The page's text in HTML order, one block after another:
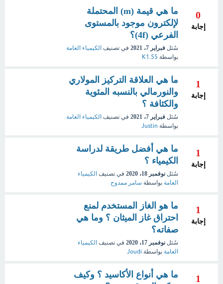
0
إجابة
ما هي قيمة (m) المحتملة
لإلكترون موجود بالمستوى
الفرعي (4f)؟
سُئل فبراير 7، 2021 في تصنيف الكيمياء العامة
بواسطة K1.55
1
إجابة
ما هي العلاقة التركيز المولاري
والنورمالي بالنسبه المئوية
والكثافة ؟
سُئل فبراير 7، 2021 في تصنيف الكيمياء العامة
بواسطة Justin
1
إجابة
ما هي أفضل طريقة لدراسة
الكيمياء ؟
سُئل نوفمبر 18، 2020 في تصنيف الكيمياء
العامة بواسطة سامر ممدوح
1
إجابة
ما هو الغاز المستخدم لمنع
احتراق غاز الميثان ؟ وما هي
صفاته؟
سُئل نوفمبر 17، 2020 في تصنيف الكيمياء
العامة بواسطة Joudi
1
ما هي أنواع الأكاسيد ؟ وكيف